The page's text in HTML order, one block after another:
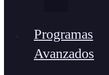
Programas
Avanzados